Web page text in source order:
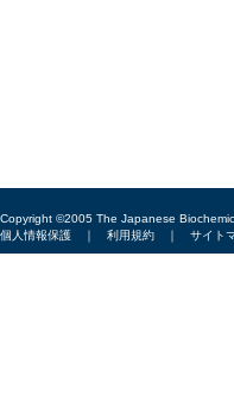
Copyright ©2005 The Japanese
個人情報保護 ｜ 利用規約 ｜ サイト